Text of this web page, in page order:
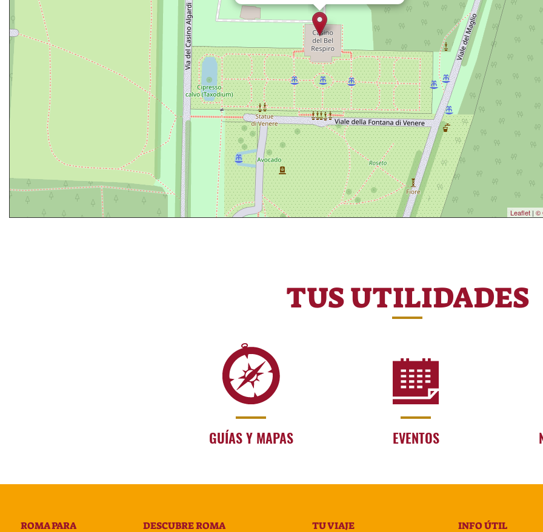
Leaflet | ©
TUS UTILIDADES
GUÍAS Y MAPAS EVENTOS
ROMA PARA DESCUBRE ROMA TU VIAJE INFO ÚTIL